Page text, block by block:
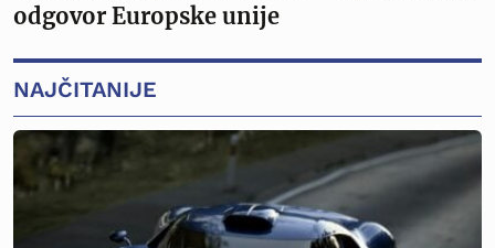
odgovor Europske unije
NAJČITANIJE